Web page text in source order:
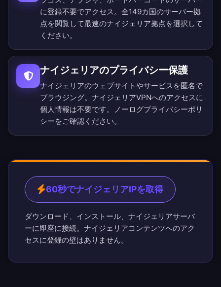
に登録不要でアクセス。 全149カ国のサーバー拠
点を閲覧 して最速のナイジェリア拠点を選択して
ください。
ナイジェリアのプライバシー保護
ナイジェリアのウェブサイトやサービスを匿名で
ブラウジング。ナイジェリアVPNへのアクセスに
個人情報は不要です。
ノーログプライバシーポリ
シーをご確認ください。
60秒でナイジェリアIPを取得
ダウンロード、インストール、ナイジェリアサーバ
ーに即座に接続。ナイジェリアコンテンツへのアク
セスに登録の壁はありません。